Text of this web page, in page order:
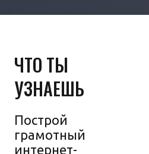
ЧТО ТЫ
УЗНАЕШЬ
Построй
грамотный
интернет-